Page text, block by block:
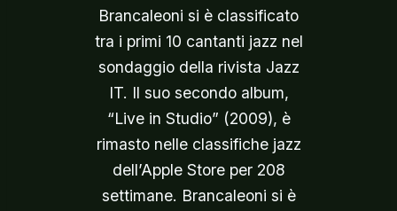
Brancaleoni si è classificato
tra i primi 10 cantanti jazz nel
sondaggio della rivista Jazz
IT. Il suo secondo album,
“Live in Studio” (2009), è
rimasto nelle classifiche jazz
dell’Apple Store per 208
settimane. Brancaleoni si è